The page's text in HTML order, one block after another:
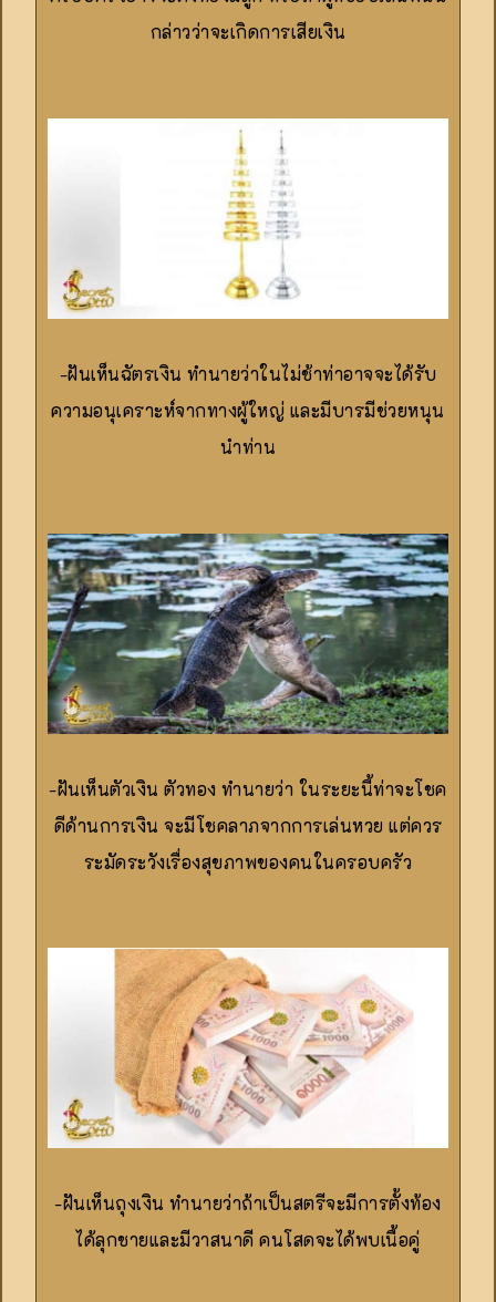
กล่าวว่าจะเกิดการเสียเงิน
-ฝันเห็นฉัตรเงิน ทำนายว่าในไม่ช้าท่าอาจจะได้รับ
ความอนุเคราะห์จากทางผู้ใหญ่ และมีบารมีช่วยหนุน
นำท่าน
-ฝันเห็นตัวเงิน ตัวทอง ทำนายว่า ในระยะนี้ท่าจะโชค
ดีด้านการเงิน จะมีโชคลาภจากการเล่นหวย แต่ควร
ระมัดระวังเรื่องสุขภาพของคนในครอบครัว
-ฝันเห็นถุงเงิน ทำนายว่าถ้าเป็นสตรีจะมีการตั้งท้อง
ได้ลุกชายและมีวาสนาดี คนโสดจะได้พบเนื้อคู่